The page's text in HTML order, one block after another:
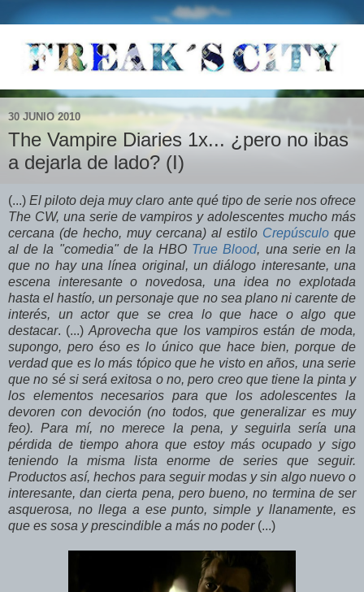
30 JUNIO 2010
The Vampire Diaries 1x... ¿pero no ibas
a dejarla de lado? (I)
(...)El piloto deja muy claro ante qué tipo de serie nos ofrece
The CW, una serie de vampiros y adolescentes mucho más
cercana (de hecho, muy cercana) al estilo Crepúsculo que
al de la "comedia" de la HBO True Blood, una serie en la
que no hay una línea original, un diálogo interesante, una
escena interesante o novedosa, una idea no explotada
hasta el hastío, un personaje que no sea plano ni carente de
interés, un actor que se crea lo que hace o algo que
destacar. (...) Aprovecha que los vampiros están de moda,
supongo, pero éso es lo único que hace bien, porque de
verdad que es lo más tópico que he visto en años, una serie
que no sé si será exitosa o no, pero creo que tiene la pinta y
los elementos necesarios para que los adolescentes la
devoren con devoción (no todos, que generalizar es muy
feo). Para mí, no merece la pena, y seguirla sería una
pérdida de tiempo ahora que estoy más ocupado y sigo
teniendo la misma lista enorme de series que seguir.
Productos así, hechos para seguir modas y sin algo nuevo o
interesante, dan cierta pena, pero bueno, no termina de ser
asquerosa, no llega a ese punto, simple y llanamente, es
que es sosa y prescindible a más no poder(...)